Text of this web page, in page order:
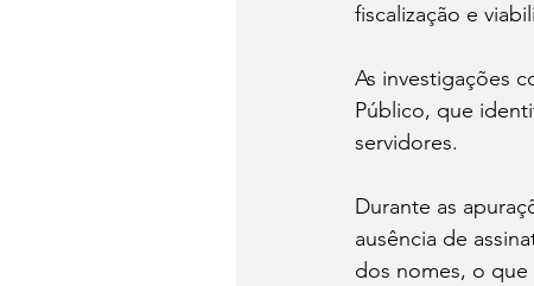
fiscalização e
As investigações
Público, que
servidores.
Durante as
ausência de
dos nomes, o